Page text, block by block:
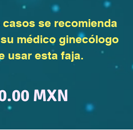
se recomienda
médico ginecólogo
usar esta faja.
0 MXN